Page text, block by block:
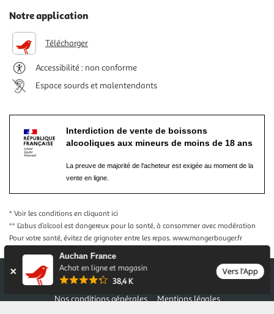
Auchan France
Achat en ligne et magasin
38,4 K
Vers l'App
Notre application
Télécharger
Accessibilité : non conforme
Espace sourds et malentendants
Interdiction de vente de boissons
alcooliques aux mineurs de moins de 18 ans
La preuve de majorité de l'acheteur est exigée au moment de la
vente en ligne.
* Voir les conditions en cliquant ici
** L’abus d’alcool est dangereux pour la santé, à consommer avec modération
Pour votre santé, évitez de grignoter entre les repas. www.mangerbouger.fr
Nos conditions générales
Mentions légales